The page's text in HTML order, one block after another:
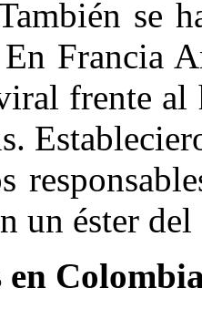
se
Francia
frente al
un éster
en